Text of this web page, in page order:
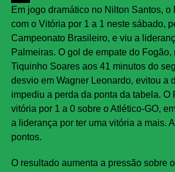
Share
Em jogo dramático no Nilton Santos, o
com o Vitória por 1 a 1 neste sábado,
Campeonato Brasileiro, e viu a
Palmeiras. O gol de empate do Fogão,
Tiquinho Soares aos 41 minutos do
desvio em Wagner Leonardo, evitou a
impediu a perda da ponta da tabela. O
vitória por 1 a 0 sobre o Atlético-GO,
a liderança por ter uma vitória a mais.
pontos.
O resultado aumenta a pressão sobre